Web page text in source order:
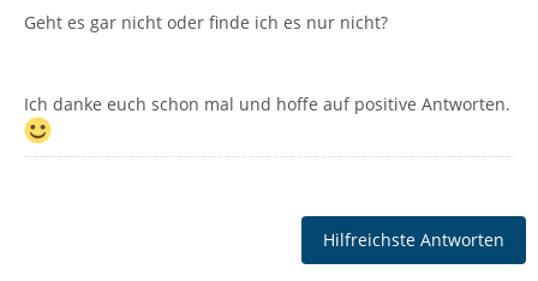
Geht es gar nicht oder finde ich es nur nicht?
Ich danke euch schon mal und hoffe auf positive Antworten.
Hilfreichste Antworten